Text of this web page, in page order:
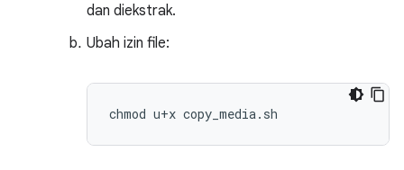
dan diekstrak.
Ubah izin file: